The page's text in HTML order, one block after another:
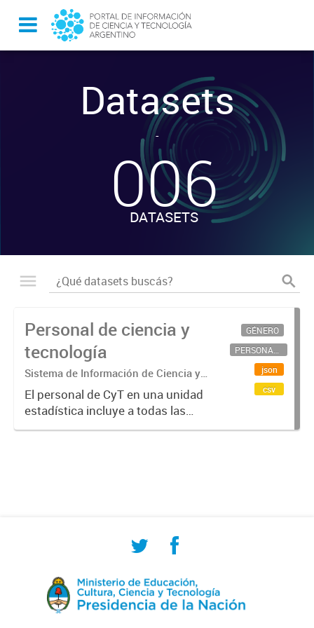
Datasets
-
006
DATASETS
Personal de ciencia y
tecnología
Sistema de Información de Ciencia y
Tecnología Argentino (SICYTAR)
El personal de CyT en una unidad
estadística incluye a todas las
personas involucradas
GÉNERO
PERSONAL CIENTÍFICO-TECNOLÓGICO
json
csv